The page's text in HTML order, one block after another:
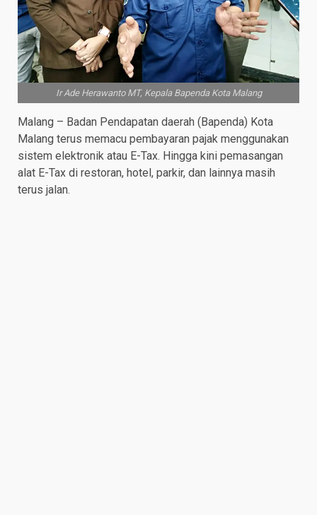
Ir Ade Herawanto MT, Kepala Bapenda Kota Malang
Malang – Badan Pendapatan daerah (Bapenda) Kota
Malang terus memacu pembayaran pajak menggunakan
sistem elektronik atau E-Tax. Hingga kini pemasangan
alat E-Tax di restoran, hotel, parkir, dan lainnya masih
terus jalan.